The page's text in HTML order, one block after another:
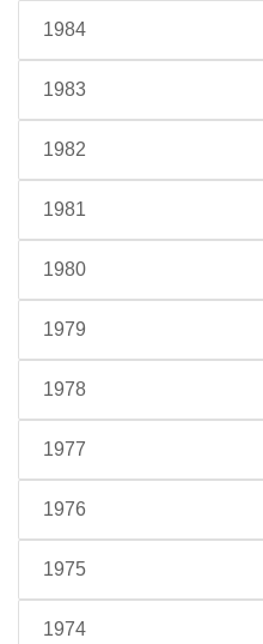
1984
1983
1982
1981
1980
1979
1978
1977
1976
1975
1974